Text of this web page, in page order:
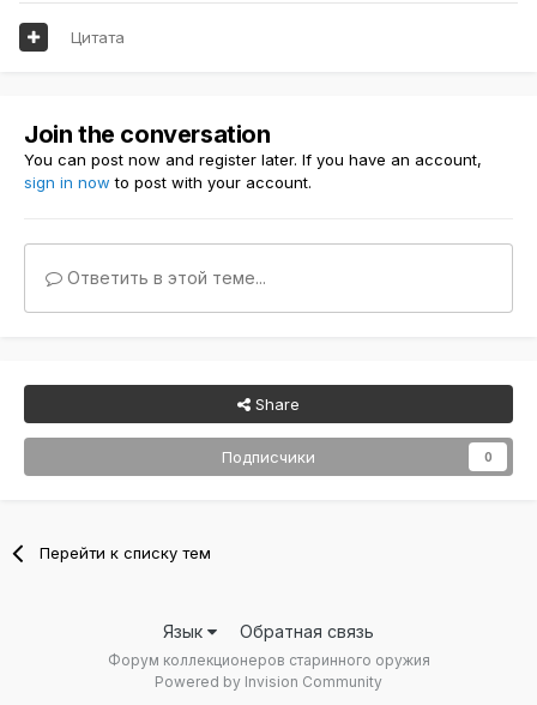
Цитата
Join the conversation
You can post now and register later. If you have an account,
sign in now to post with your account.
Ответить в этой теме...
Share
Подписчики 0
Перейти к списку тем
Язык Обратная связь
Форум коллекционеров старинного оружия
Powered by Invision Community